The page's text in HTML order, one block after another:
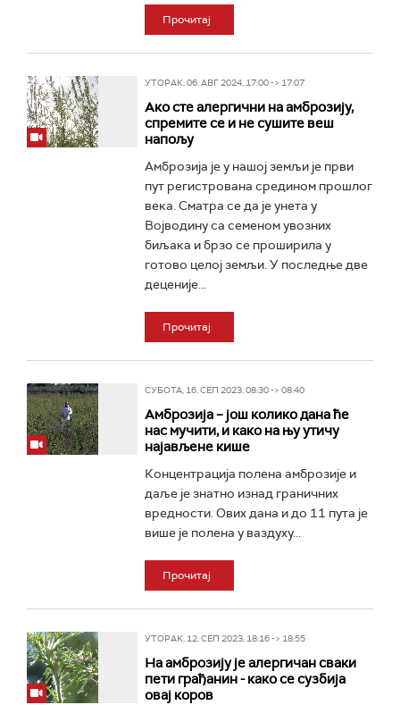
Прочитај
УТОРАК, 06. АВГ 2024, 17:00 -> 17:07
Ако сте алергични на амброзију,
спремите се и не сушите веш
напољу
Амброзија је у нашој земљи је први
пут регистрована средином прошлог
века. Сматра се да је унета у
Војводину са семеном увозних
биљака и брзо се проширила у
готово целој земљи. У последње две
деценије...
Прочитај
СУБОТА, 16. СЕП 2023, 08:30 -> 08:40
Амброзија – још колико дана ће
нас мучити, и како на њу утичу
најављене кише
Концентрација полена амброзије и
даље је знатно изнад граничних
вредности. Ових дана и до 11 пута је
више је полена у ваздуху...
Прочитај
УТОРАК, 12. СЕП 2023, 18:16 -> 18:55
На амброзију је алергичан сваки
пети грађанин - како се сузбија
овај коров